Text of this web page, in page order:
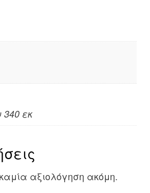
340 εκ
αξιολόγηση ακόμη.